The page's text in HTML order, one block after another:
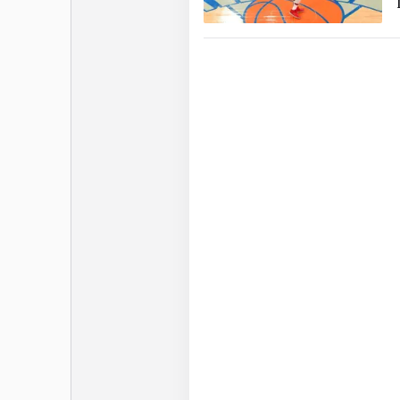
La carrière NBA de
drafté en 2006, Tucker